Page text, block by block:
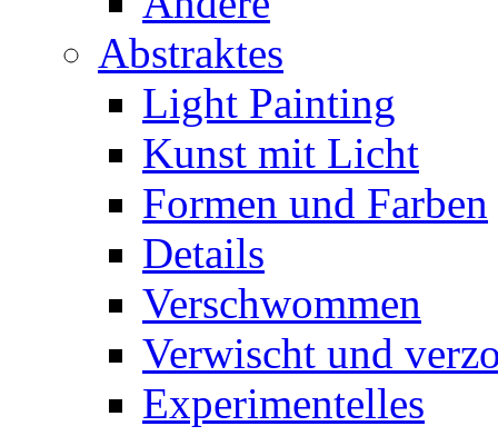
Abstraktes
Light Painting
Kunst mit Licht
Formen und Farben
Details
Verschwommen
Verwischt und
Experimentelles